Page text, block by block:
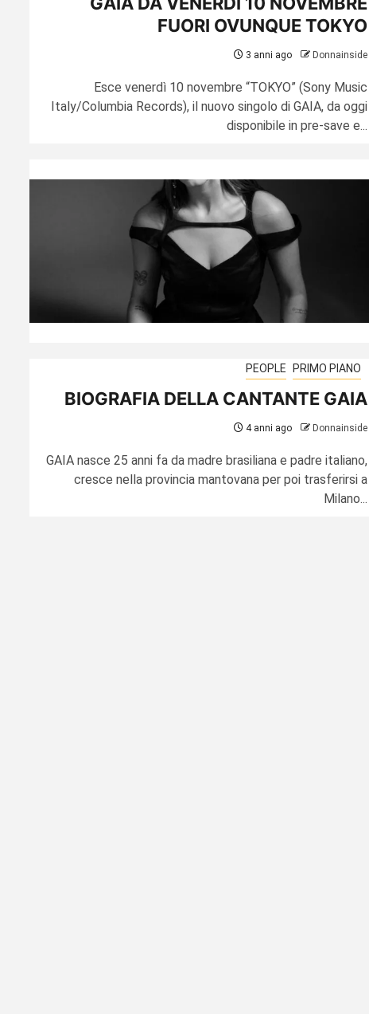
FUORI OVUNQUE TOKYO
3 anni ago Donnainside
Esce venerdì 10 novembre “TOKYO” (Sony Music
Italy/Columbia Records), il nuovo singolo di GAIA, da oggi
disponibile in pre-save e...
PEOPLE PRIMO PIANO
BIOGRAFIA DELLA CANTANTE GAIA
4 anni ago Donnainside
GAIA nasce 25 anni fa da madre brasiliana e padre italiano,
cresce nella provincia mantovana per poi trasferirsi a
Milano...